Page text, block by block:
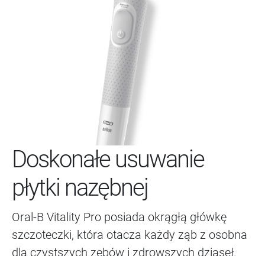
Doskonałe usuwanie
płytki nazębnej
Oral-B Vitality Pro posiada okrągłą główkę
szczoteczki, która otacza każdy ząb z osobna
dla czystszych zębów i zdrowszych dziąseł.